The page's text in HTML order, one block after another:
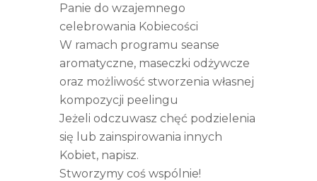
Panie do wzajemnego
celebrowania Kobiecości
W ramach programu seanse
aromatyczne, maseczki odżywcze
oraz możliwość stworzenia własnej
kompozycji peelingu
Jeżeli odczuwasz chęć podzielenia
się lub zainspirowania innych
Kobiet, napisz.
Stworzymy coś wspólnie!